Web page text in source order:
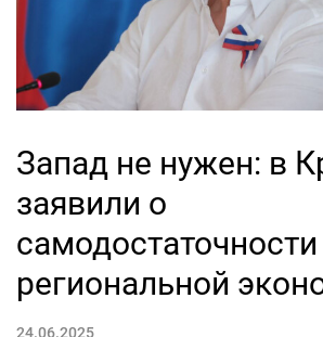
Запад не нужен: в
заявили о
самодостаточности
региональной
24.06.2025